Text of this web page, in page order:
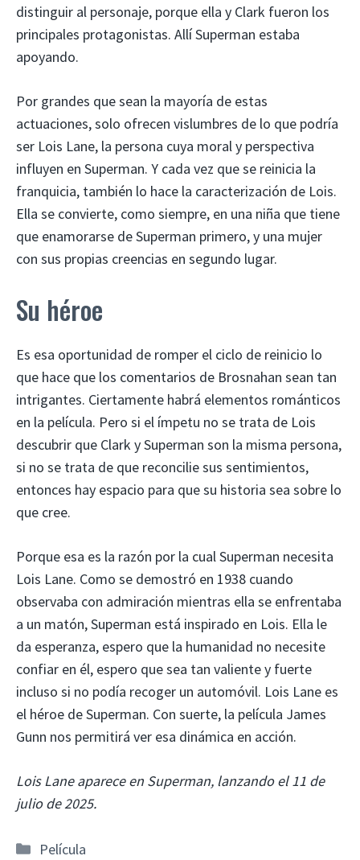
distinguir al personaje, porque ella y Clark fueron los
principales protagonistas. Allí Superman estaba
apoyando.
Por grandes que sean la mayoría de estas
actuaciones, solo ofrecen vislumbres de lo que podría
ser Lois Lane, la persona cuya moral y perspectiva
influyen en Superman. Y cada vez que se reinicia la
franquicia, también lo hace la caracterización de Lois.
Ella se convierte, como siempre, en una niña que tiene
que enamorarse de Superman primero, y una mujer
con sus propias creencias en segundo lugar.
Su héroe
Es esa oportunidad de romper el ciclo de reinicio lo
que hace que los comentarios de Brosnahan sean tan
intrigantes. Ciertamente habrá elementos románticos
en la película. Pero si el ímpetu no se trata de Lois
descubrir que Clark y Superman son la misma persona,
si no se trata de que reconcilie sus sentimientos,
entonces hay espacio para que su historia sea sobre lo
que cree.
Porque esa es la razón por la cual Superman necesita
Lois Lane. Como se demostró en 1938 cuando
observaba con admiración mientras ella se enfrentaba
a un matón, Superman está inspirado en Lois. Ella le
da esperanza, espero que la humanidad no necesite
confiar en él, espero que sea tan valiente y fuerte
incluso si no podía recoger un automóvil. Lois Lane es
el héroe de Superman. Con suerte, la película James
Gunn nos permitirá ver esa dinámica en acción.
Lois Lane aparece en Superman, lanzando el 11 de
julio de 2025.
Categorías
Película